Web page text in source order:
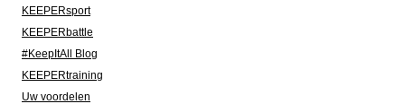
KEEPERsport
KEEPERbattle
#KeepItAll Blog
KEEPERtraining
Uw voordelen